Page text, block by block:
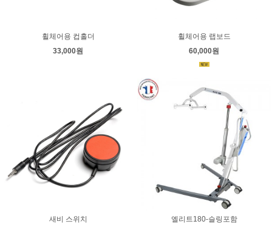
휠체어용 컵홀더
33,000원
휠체어용 랩보드
60,000원
새비 스위치
엘리트180-슬링포함